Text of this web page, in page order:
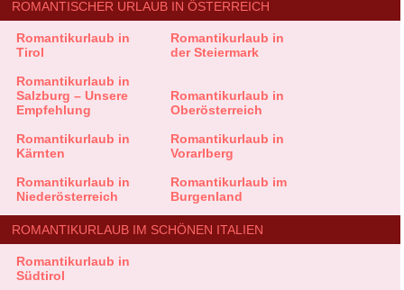
ROMANTISCHER URLAUB IN ÖSTERREICH
Romantikurlaub in
Tirol
Romantikurlaub in
der Steiermark
Romantikurlaub in
Salzburg – Unsere
Empfehlung
Romantikurlaub in
Oberösterreich
Romantikurlaub in
Kärnten
Romantikurlaub in
Vorarlberg
Romantikurlaub in
Niederösterreich
Romantikurlaub im
Burgenland
ROMANTIKURLAUB IM SCHÖNEN ITALIEN
Romantikurlaub in
Südtirol